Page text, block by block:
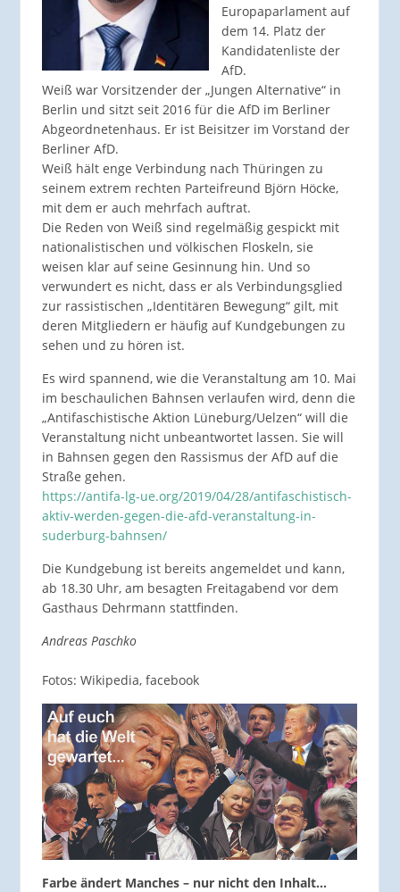
Europaparlament auf
dem 14. Platz der
Kandidatenliste der
AfD.
Weiß war Vorsitzender der „Jungen Alternative“ in
Berlin und sitzt seit 2016 für die AfD im Berliner
Abgeordnetenhaus. Er ist Beisitzer im Vorstand der
Berliner AfD.
Weiß hält enge Verbindung nach Thüringen zu
seinem extrem rechten Parteifreund Björn Höcke,
mit dem er auch mehrfach auftrat.
Die Reden von Weiß sind regelmäßig gespickt mit
nationalistischen und völkischen Floskeln, sie
weisen klar auf seine Gesinnung hin. Und so
verwundert es nicht, dass er als Verbindungsglied
zur rassistischen „Identitären Bewegung“ gilt, mit
deren Mitgliedern er häufig auf Kundgebungen zu
sehen und zu hören ist.
Es wird spannend, wie die Veranstaltung am 10. Mai
im beschaulichen Bahnsen verlaufen wird, denn die
„Antifaschistische Aktion Lüneburg/Uelzen“ will die
Veranstaltung nicht unbeantwortet lassen. Sie will
in Bahnsen gegen den Rassismus der AfD auf die
Straße gehen.
https://antifa-lg-ue.org/2019/04/28/antifaschistisch-
aktiv-werden-gegen-die-afd-veranstaltung-in-
suderburg-bahnsen/
Die Kundgebung ist bereits angemeldet und kann,
ab 18.30 Uhr, am besagten Freitagabend vor dem
Gasthaus Dehrmann stattfinden.
Andreas Paschko
Fotos: Wikipedia, facebook
Farbe ändert Manches – nur nicht den Inhalt…